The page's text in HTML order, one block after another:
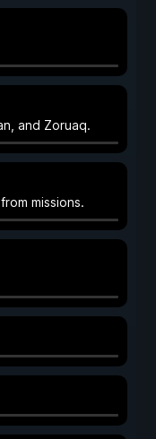
and Zoruaq.
missions.